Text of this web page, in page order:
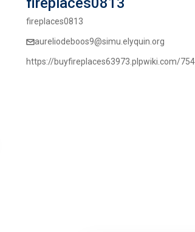
fireplaces0813
aureliodeboos9@simu.elyquin.org
https://buyfireplaces63973.plpwiki.com/